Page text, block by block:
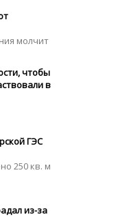
молчит
чтобы
в
ГЭС
250 кв. м
из-за